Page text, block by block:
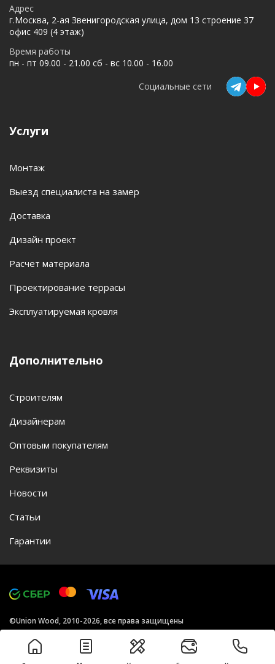
Услуги
Монтаж
Выезд специалиста на замер
Доставка
Дизайн проект
Расчет материала
Проектирование террасы
Эксплуатируемая кровля
Дополнительно
Строителям
Дизайнерам
Оптовым покупателям
Реквизиты
Новости
Статьи
Гарантии
Адрес
г.Москва, 2-ая Звенигородская улица, дом 13 строение 37
офис 409 (4 этаж)
Время работы
пн - пт 09.00 - 21.00 сб - вс 10.00 - 16.00
Социальные сети
©Union Wood, 2010-2026, все права защищены